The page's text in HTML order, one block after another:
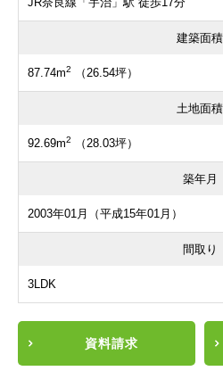
建築面積
87.74m2 （26.54坪）
土地面積
92.69m2 （28.03坪）
築年月
2003年01月（平成15年01月）
間取り
3LDK
資料請求